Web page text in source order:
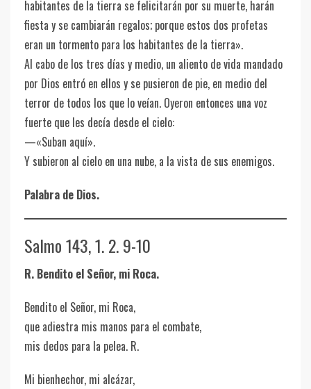
habitantes de la tierra se felicitarán por su muerte, harán
fiesta y se cambiarán regalos; porque estos dos profetas
eran un tormento para los habitantes de la tierra».
Al cabo de los tres días y medio, un aliento de vida mandado
por Dios entró en ellos y se pusieron de pie, en medio del
terror de todos los que lo veían. Oyeron entonces una voz
fuerte que les decía desde el cielo:
—«Suban aquí».
Y subieron al cielo en una nube, a la vista de sus enemigos.
Palabra de Dios.
Salmo 143, 1. 2. 9-10
R. Bendito el Señor, mi Roca.
Bendito el Señor, mi Roca,
que adiestra mis manos para el combate,
mis dedos para la pelea. R.
Mi bienhechor, mi alcázar,